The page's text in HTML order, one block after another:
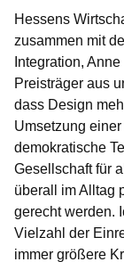
Hessens
zusammen mit
Integration,
Preisträger aus
dass Design
Umsetzung
demokratische
Gesellschaft für
überall im Alltag
gerecht werden.
Vielzahl der
immer größere